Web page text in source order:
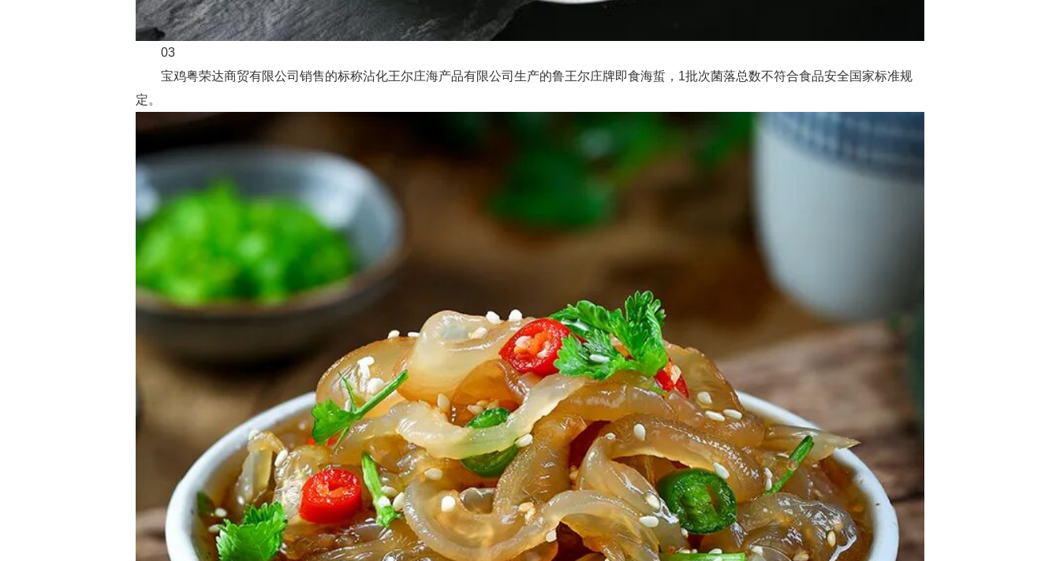
03
宝鸡粤荣达商贸有限公司销售的标称沾化王尔庄海产品有限公司生产的鲁王尔庄牌即食海蜇，1批次菌落总数不符合食品安全国家标准规
定。